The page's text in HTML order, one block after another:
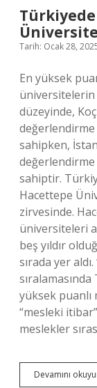
Türkiyede
Tarih: Ocak 28,
En yüksek
üniversitelerin
düzeyinde,
sahipken,
sahiptir.
Hacettepe
zirvesinde.
üniversiteleri
beş yıldır
sırada yer
yüksek puanlı
“mesleki
meslekler
Devamını